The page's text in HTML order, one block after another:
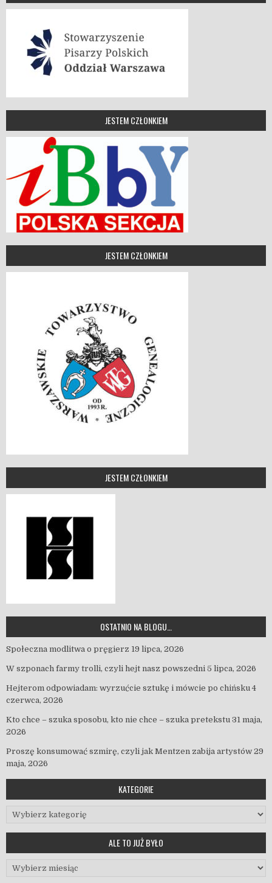
JESTEM CZŁONKIEM
JESTEM CZŁONKIEM
JESTEM CZŁONKIEM
OSTATNIO NA BLOGU…
Społeczna modlitwa o pręgierz 19 lipca, 2026
W szponach farmy trolli, czyli hejt nasz powszedni 5 lipca, 2026
Hejterom odpowiadam: wyrzućcie sztukę i mówcie po chińsku 4
czerwca, 2026
Kto chce – szuka sposobu, kto nie chce – szuka pretekstu 31 maja,
2026
Proszę konsumować szmirę, czyli jak Mentzen zabija artystów 29
maja, 2026
KATEGORIE
Kategorie
ALE TO JUŻ BYŁO
Ale to już było